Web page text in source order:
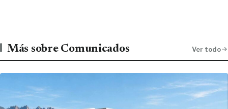
Más sobre Comunicados Ver todo